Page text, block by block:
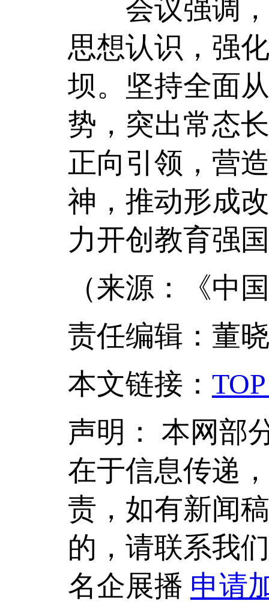
会议强调，
思想认识，强
坝。坚持全面
势，突出常态
正向引领，营
神，推动形成
力开创教育强
（来源：《中
责任编辑：董
本文链接 ：
声明： 本网部
在于信息传递
责，如有新闻
的，请联系我
名企展播 申请